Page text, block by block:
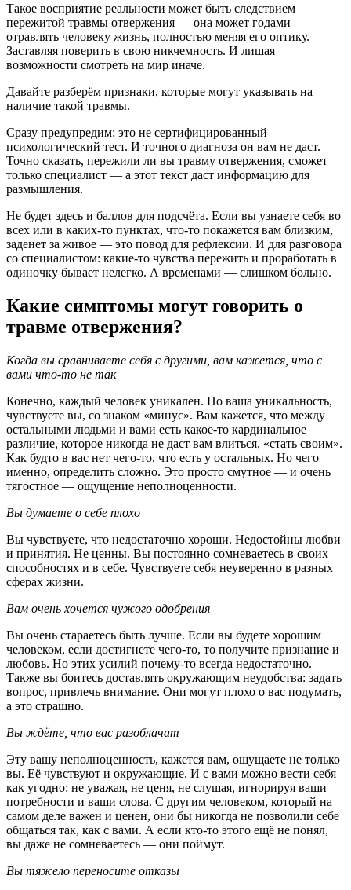
Такое восприятие реальности может быть следствием
пережитой травмы отвержения — она может годами
отравлять человеку жизнь, полностью меняя его оптику.
Заставляя поверить в свою никчемность. И лишая
возможности смотреть на мир иначе.
Давайте разберём признаки, которые могут указывать на
наличие такой травмы.
Сразу предупредим: это не сертифицированный
психологический тест. И точного диагноза он вам не даст.
Точно сказать, пережили ли вы травму отвержения, сможет
только специалист — а этот текст даст информацию для
размышления.
Не будет здесь и баллов для подсчёта. Если вы узнаете себя во
всех или в каких-то пунктах, что-то покажется вам близким,
заденет за живое — это повод для рефлексии. И для разговора
со специалистом: какие-то чувства пережить и проработать в
одиночку бывает нелегко. А временами — слишком больно.
Какие симптомы могут говорить о
травме отвержения?
Когда вы сравниваете себя с другими, вам кажется, что с
вами что-то не так
Конечно, каждый человек уникален. Но ваша уникальность,
чувствуете вы, со знаком «минус». Вам кажется, что между
остальными людьми и вами есть какое-то кардинальное
различие, которое никогда не даст вам влиться, «стать своим».
Как будто в вас нет чего-то, что есть у остальных. Но чего
именно, определить сложно. Это просто смутное — и очень
тягостное — ощущение неполноценности.
Вы думаете о себе плохо
Вы чувствуете, что недостаточно хороши. Недостойны любви
и принятия. Не ценны. Вы постоянно сомневаетесь в своих
способностях и в себе. Чувствуете себя неуверенно в разных
сферах жизни.
Вам очень хочется чужого одобрения
Вы очень стараетесь быть лучше. Если вы будете хорошим
человеком, если достигнете чего-то, то получите признание и
любовь. Но этих усилий почему-то всегда недостаточно.
Также вы боитесь доставлять окружающим неудобства: задать
вопрос, привлечь внимание. Они могут плохо о вас подумать,
а это страшно.
Вы ждёте, что вас разоблачат
Эту вашу неполноценность, кажется вам, ощущаете не только
вы. Её чувствуют и окружающие. И с вами можно вести себя
как угодно: не уважая, не ценя, не слушая, игнорируя ваши
потребности и ваши слова. С другим человеком, который на
самом деле важен и ценен, они бы никогда не позволили себе
общаться так, как с вами. А если кто-то этого ещё не понял,
вы даже не сомневаетесь — они поймут.
Вы тяжело переносите отказы